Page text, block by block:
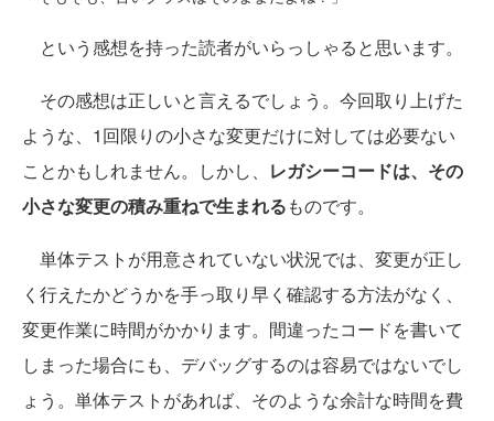
という感想を持った読者がいらっしゃると思います。
その感想は正しいと言えるでしょう。今回取り上げた
ような、1回限りの小さな変更だけに対しては必要ない
ことかもしれません。しかし、 レガシーコードは、その
小さな変更の積み重ねで生まれるものです。
単体テストが用意されていない状況では、変更が正し
く行えたかどうかを手っ取り早く確認する方法がなく、
変更作業に時間がかかります。間違ったコードを書いて
しまった場合にも、デバッグするのは容易ではないでし
ょう。単体テストがあれば、そのような余計な時間を費